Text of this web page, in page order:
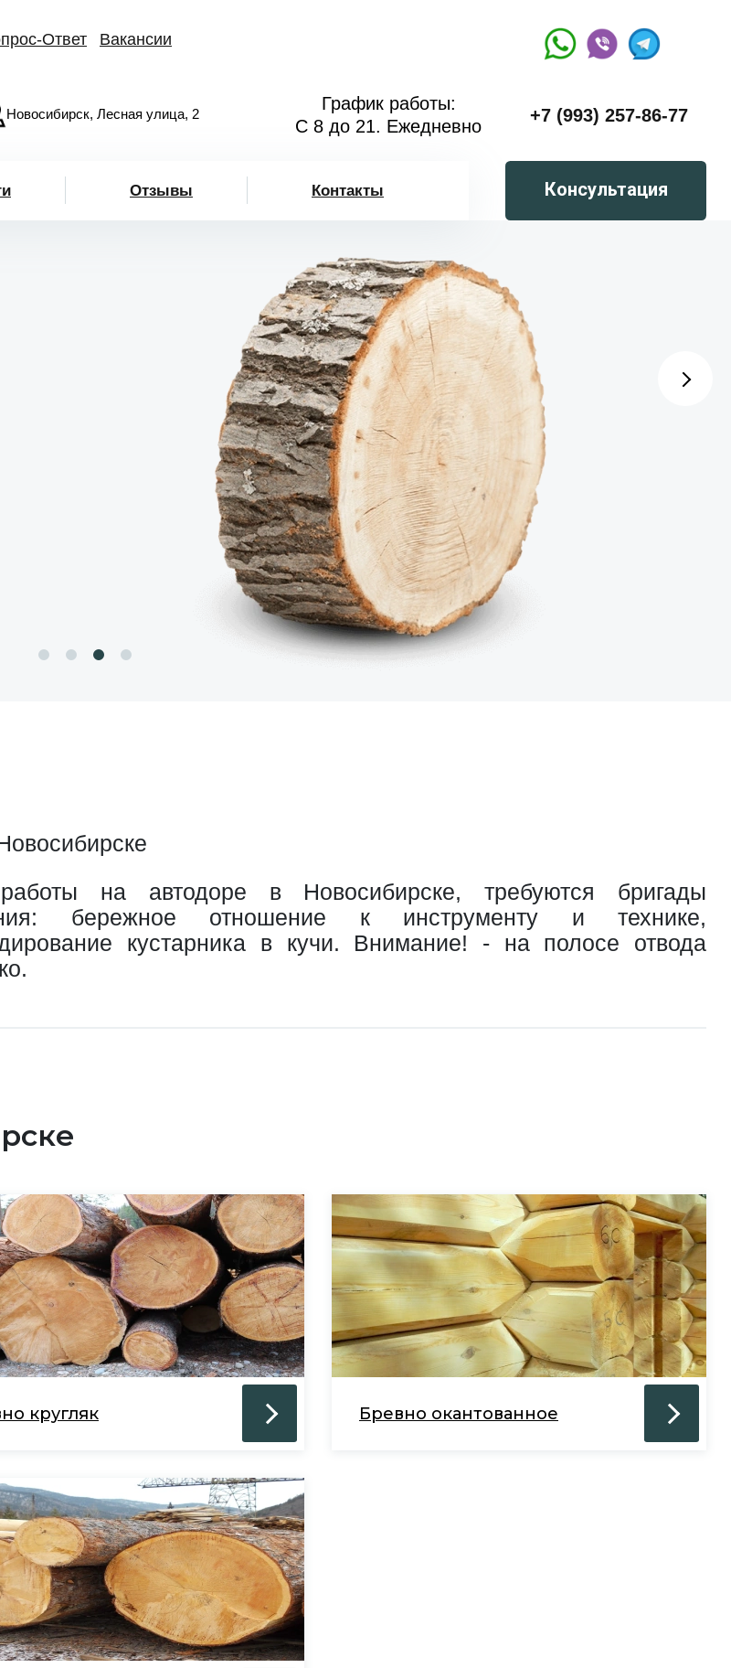
Ответ Вакансии
Новосибирск, Лесная улица, 2
График работы:
С 8 до 21. Ежедневно
+7 (993) 257-86-77
Отзывы Контакты Консультация
на автодоре в Новосибирске, требуются бригады
бережное отношение к инструменту и технике,
кустарника в кучи. Внимание! - на полосе отвода
кругляк Бревно окантованное